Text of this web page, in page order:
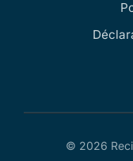
© 2026